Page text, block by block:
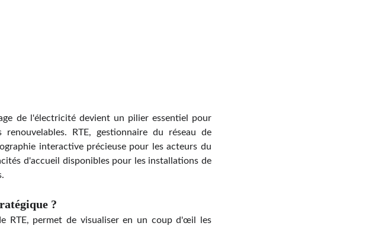
?
de l'électricité devient un pilier essentiel pour
RTE, gestionnaire du réseau de
interactive précieuse pour les acteurs du
d'accueil disponibles pour les installations de
RTE, permet de visualiser en un coup d'œil les